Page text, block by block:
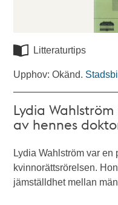
Litteraturtips
Upphov: Okänd.
Lydia
av hennes
Lydia Wahlström var
kvinnorättsrörelsen.
jämställdhet mellan